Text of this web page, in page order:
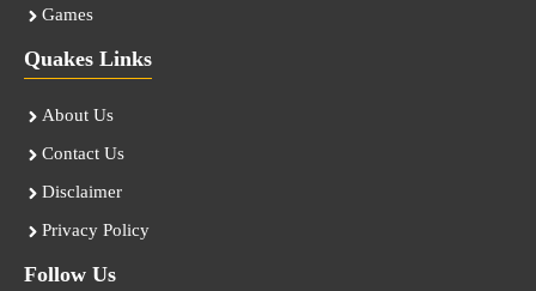
Games
Quakes Links
About Us
Contact Us
Disclaimer
Privacy Policy
Follow Us